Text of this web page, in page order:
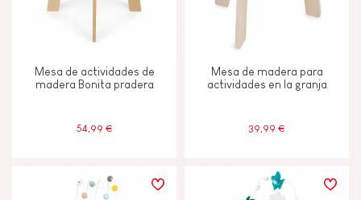
Mesa de actividades de
madera Bonita pradera
54,99 €
Mesa de madera para
actividades en la granja
39,99 €